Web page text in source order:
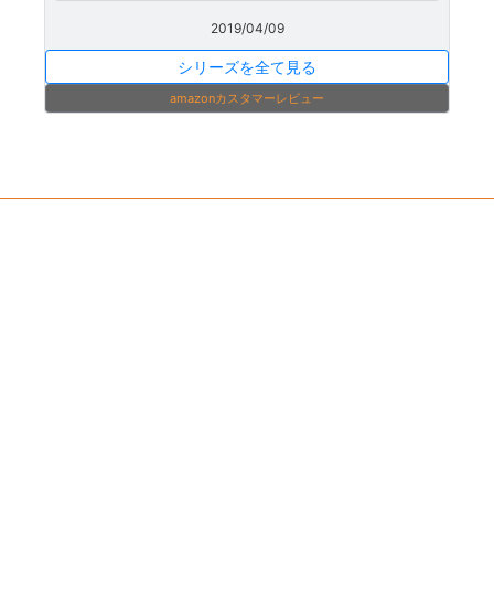
2019/04/09
シリーズを全て見る
amazonカスタマーレビュー